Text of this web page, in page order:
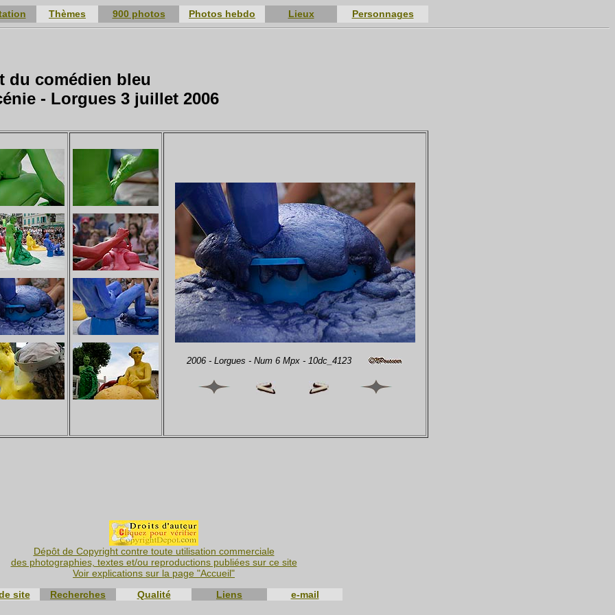
Thèmes 900 photos Photos hebdo Lieux Personnages
du comédien bleu
- Lorgues 3 juillet 2006
2006 - Lorgues - Num 6 Mpx - 10dc_4123
Dépôt de Copyright contre toute utilisation commerciale
des photographies, textes et/ou reproductions publiées sur ce site
Voir explications sur la page "Accueil"
site
Recherches Qualité Liens e-mail